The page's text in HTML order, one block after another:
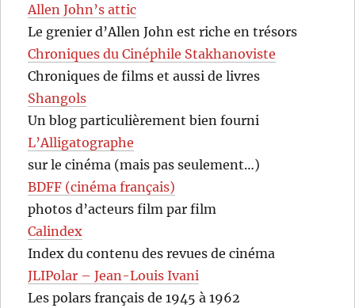
Allen John’s attic
Le grenier d’Allen John est riche en trésors
Chroniques du Cinéphile Stakhanoviste
Chroniques de films et aussi de livres
Shangols
Un blog particulièrement bien fourni
L’Alligatographe
sur le cinéma (mais pas seulement…)
BDFF (cinéma français)
photos d’acteurs film par film
Calindex
Index du contenu des revues de cinéma
JLIPolar – Jean-Louis Ivani
Les polars français de 1945 à 1962